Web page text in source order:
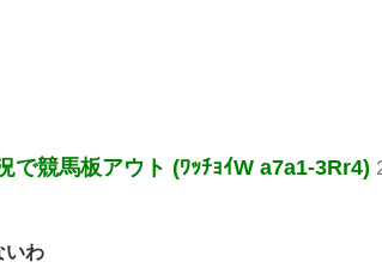
で競馬板アウト (ﾜｯﾁｮｲW a7a1-3Rr4)
いわ